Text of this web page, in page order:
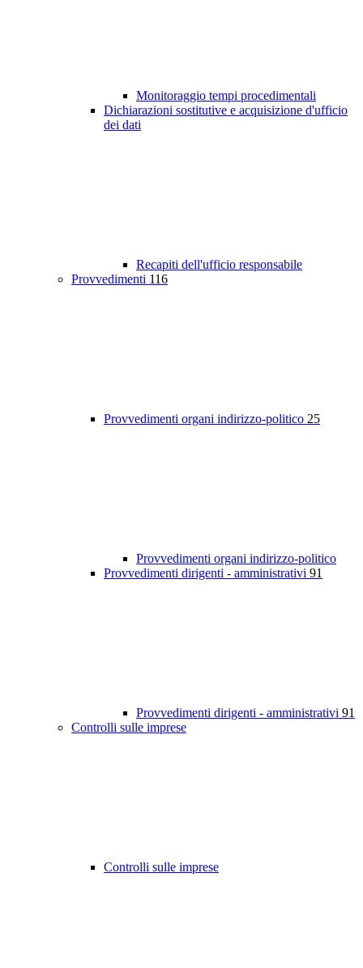
Monitoraggio tempi procedimentali
Dichiarazioni sostitutive e acquisizione d'ufficio
dei dati
Recapiti dell'ufficio responsabile
Provvedimenti 116
Provvedimenti organi indirizzo-politico 25
Provvedimenti organi indirizzo-politico
Provvedimenti dirigenti - amministrativi 91
Provvedimenti dirigenti - amministrativi 91
Controlli sulle imprese
Controlli sulle imprese